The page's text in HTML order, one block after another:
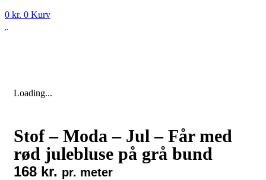
0 kr. 0 Kurv
Loading...
Stof – Moda – Jul – Får med
rød julebluse på grå bund
168 kr. pr. meter